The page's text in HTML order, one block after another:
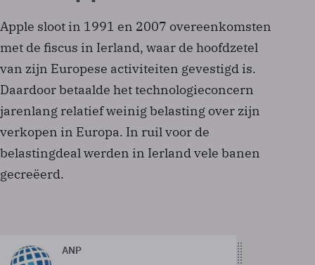
Apple sloot in 1991 en 2007 overeenkomsten
met de fiscus in Ierland, waar de hoofdzetel
van zijn Europese activiteiten gevestigd is.
Daardoor betaalde het technologieconcern
jarenlang relatief weinig belasting over zijn
verkopen in Europa. In ruil voor de
belastingdeal werden in Ierland vele banen
gecreëerd.
ANP